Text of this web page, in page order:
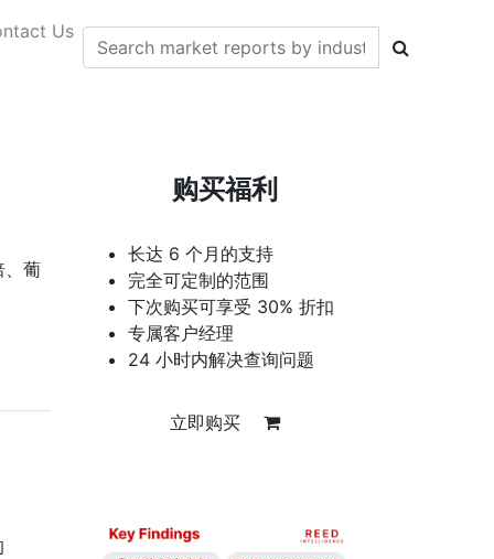
Us
、葡
购买福利
长达 6 个月的支持
完全可定制的范围
下次购买可享受 30% 折扣
专属客户经理
24 小时内解决查询问题
立即购买